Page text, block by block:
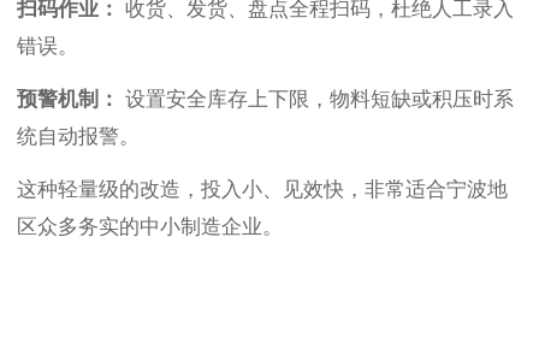
扫码作业：
收货、发货、盘点全程扫码，杜绝人工录入
错误。
预警机制：
设置安全库存上下限，物料短缺或积压时系
统自动报警。
这种轻量级的改造，投入小、见效快，非常适合宁波地
区众多务实的中小制造企业。